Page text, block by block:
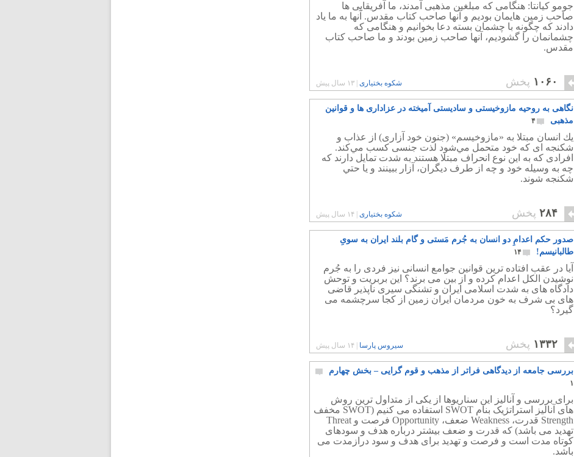
جومو کیانتا: هنگامی که مبلغین مذهبی آمدند، ما آفریقایی ها
صاحب زمین هایمان بودیم و آنها صاحب کتاب مقدس. آنها به ما یاد
دادند که چگونه با چشمان بسته دعا بخوانیم و هنگامی که
چشمانمان را گشودیم، آنها صاحب زمین بودند و ما صاحب کتاب
مقدس.
۱۰۶۰ پخش شکوه بختیاری ۱۳ سال پیش
نگاهی به روحیه مازوخیستی و سادیستی آمیخته در عزاداری ها و قوانین
مذهبی
۴
يك انسان مبتلا به «مازوخيسم» (جنون خود آزاری) از عذاب و
شكنجه‌‌ ای كه خود متحمل مي‌شود لذت جنسی كسب مي‌كند.
افرادی كه به اين نوع انحراف مبتلا هستند به شدت تمايل دارند كه
چه به وسيله‌ خود و چه از طرف ديگران، آزار ببينند و يا حتي
شكنجه شوند.
۲۸۴ پخش شکوه بختیاری ۱۴ سال پیش
صدور حکم اعدامِ دو انسان به جُرم مَستی و گام بلند ایران به سویِ
طالبانیسم!
۱۴
آیا در عقب افتاده ترین قوانین جوامع انسانی نیز فردی را به جُرم
نوشیدن الکل اعدام کرده و از بین می برند؟ این بربریت و توحش
دادگاه های به شدت اسلامی ایران و تشنگی سیری ناپذیر قاضی
های بی شرف به خون مردمان ایران زمین از کجا سرچشمه می
گیرد؟
۱۳۳۲ پخش سیروس پارسا ۱۴ سال پیش
بررسی جامعه از دیدگاهی فراتر از مذهب و قوم گرایی – بخش چهارم
۱
برای بررسی و آنالیز این سناریوها از یکی از متداول ترین روش
های آنالیز استراتژیک بنام SWOT استفاده می کنیم (SWOT مخفف
Strength قدرت، Weakness ضعف، Opportunity فرصت و Threat
تهدید می باشد) که قدرت و ضعف بیشتر درباره هدف و سودهای
کوتاه مدت است و فرصت و تهدید برای هدف و سود درازمدت می
باشد.